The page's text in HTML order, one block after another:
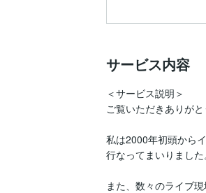
サービス内容
＜サービス説明＞
ご覧いただきありが
私は2000年初頭から
行なってまいりまし
また、数々のライブ